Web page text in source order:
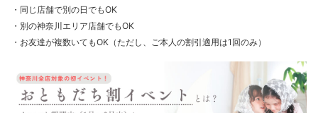
・同じ店舗で別の日でもOK
・別の神奈川エリア店舗でもOK
・お友達が複数いてもOK（ただし、ご本人の割引適用は1回のみ）